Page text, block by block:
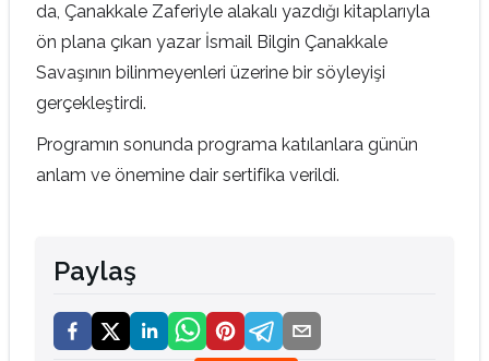
da, Çanakkale Zaferiyle alakalı yazdığı kitaplarıyla
ön plana çıkan yazar İsmail Bilgin Çanakkale
Savaşının bilinmeyenleri üzerine bir söyleyişi
gerçekleştirdi.
Programın sonunda programa katılanlara günün
anlam ve önemine dair sertifika verildi.
Paylaş